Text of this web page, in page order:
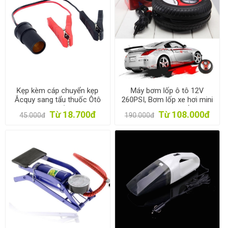
Kẹp kèm cáp chuyển kẹp
Ắcquy sang tẩu thuốc Ôtô
AZU-K40, Kẹp ắc quy sang
tẩu xe hơi dài 40cm
45.000đ Từ 18.700đ
Máy bơm lốp ô tô 12V
260PSI, Bơm lốp xe hơi mini
TBO-60W, Bơm lốp dự
phòng, Air Compressor
190.000đ Từ 108.000đ